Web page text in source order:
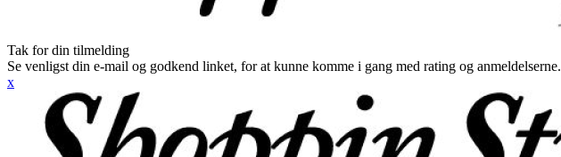
Tak for din tilmelding
Se venligst din e-mail og godkend linket, for at kunne komme i gang med rating og anmeldelserne.
x